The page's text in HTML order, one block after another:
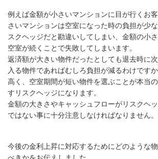
例えば金額が小さいマンションに目が行くお
さいマンションは空室になった時の負担が少
スクヘッジだと勘違いしてしまい、金額の小さ
空室が続くことで失敗してしまいます。
返済額が大きい物件だったとしても退去時に
入る物件であればむしろ負担が減るわけです
高く、空室期間が短い物件を選ぶことが本当
すリスクヘッジになります。
金額の大きさやキャッシュフローがリスクヘ
ではない事に十分注意しなければなりません。
今後の金利上昇に対応するためにどのような